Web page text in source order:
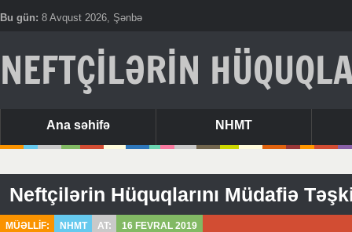
Bu gün: 8 Avqust 2026, Şənbə
NEFTÇİLƏRİN
Ana səhifə NHMT
MÜƏLLİF: NHMT AT: 16 FEVRAL 2019